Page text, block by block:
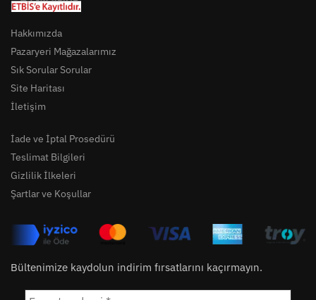
Hakkımızda
Pazaryeri Mağazalarımız
Sık Sorular Sorular
Site Haritası
İletişim
İade ve İptal Prosedürü
Teslimat Bilgileri
Gizlilik İlkeleri
Şartlar ve Koşullar
Bültenimize kaydolun indirim fırsatlarını kaçırmayın.